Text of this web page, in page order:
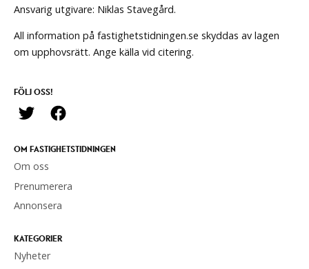
Ansvarig utgivare: Niklas Stavegård.
All information på fastighetstidningen.se skyddas av lagen
om upphovsrätt. Ange källa vid citering.
FÖLJ OSS!
OM FASTIGHETSTIDNINGEN
Om oss
Prenumerera
Annonsera
KATEGORIER
Nyheter